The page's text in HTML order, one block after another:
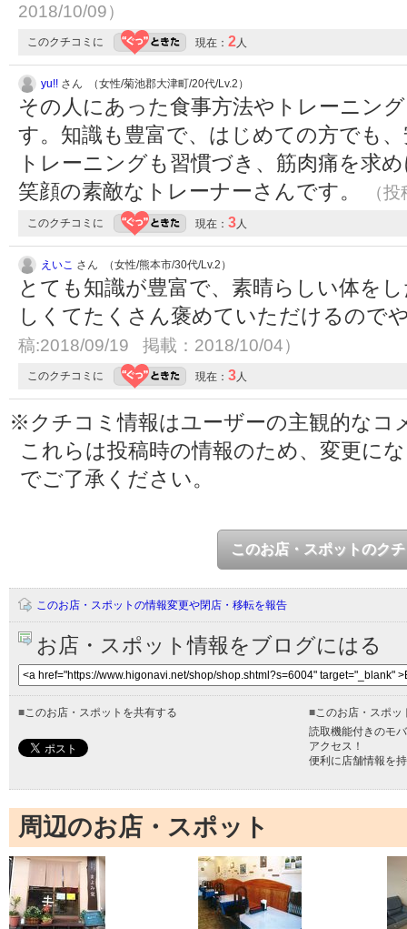
2018/10/09）
このクチコミに 現在： 2人
yu!! さん （女性/菊池郡大津町/20代/Lv.2）
その人にあった食事方法やトレーニン
す。知識も豊富で、はじめての方でも
トレーニングも習慣づき、筋肉痛を求
笑顔の素敵なトレーナーさんです。
（
このクチコミに 現在： 3人
えいこ さん （女性/熊本市/30代/Lv.2）
とても知識が豊富で、素晴らしい体を
しくてたくさん褒めていただけるので
稿:2018/09/19 掲載：2018/10/04）
このクチコミに 現在： 3人
※クチコミ情報はユーザーの主観的なコ
これらは投稿時の情報のため、変更に
でご了承ください。
このお店・スポットのク
このお店・スポットの情報変更や閉店・移転を報告
お店・スポット情報をブログにはる
■このお店・スポットを共有する ■このお店・スポッ
読取機能付きのモ
アクセス！
便利に店舗情報を
周辺のお店・スポット